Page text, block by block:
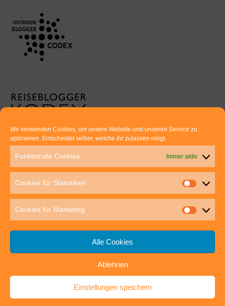
Wir verwenden Cookies, um unsere Website und unseren Service zu
optimieren. Entscheidet selber, welche ihr zulassen mögt.
Funktionale Cookies Immer aktiv
Cookies für Statistiken
Cookies für Marketing
Alle Cookies
Ablehnen
Einstellungen speichern
Euer direkter Draht zu uns:
Thomas Rathay und Silke Rommel
70563 Stuttgart
post@outdoor-hochgenuss.de
IMPRESSUM DATENSCHUTZ
outdoor-hochgenuss.de| Präsentiert vonMantra&WordPress.